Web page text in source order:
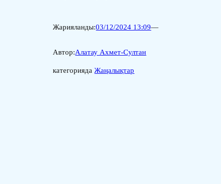
Жарияланды:03/12/2024 13:09—
Автор:Алатау Ахмет-Султан
категориядаЖаңалықтар